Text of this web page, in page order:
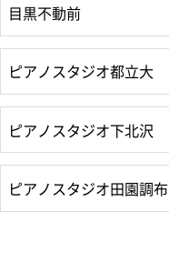
目黒不動前
ピアノスタジオ都立大
ピアノスタジオ下北沢
ピアノスタジオ田園調布